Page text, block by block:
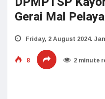
Gerai Mal
Friday, 2 August 2024.
8 2 minute